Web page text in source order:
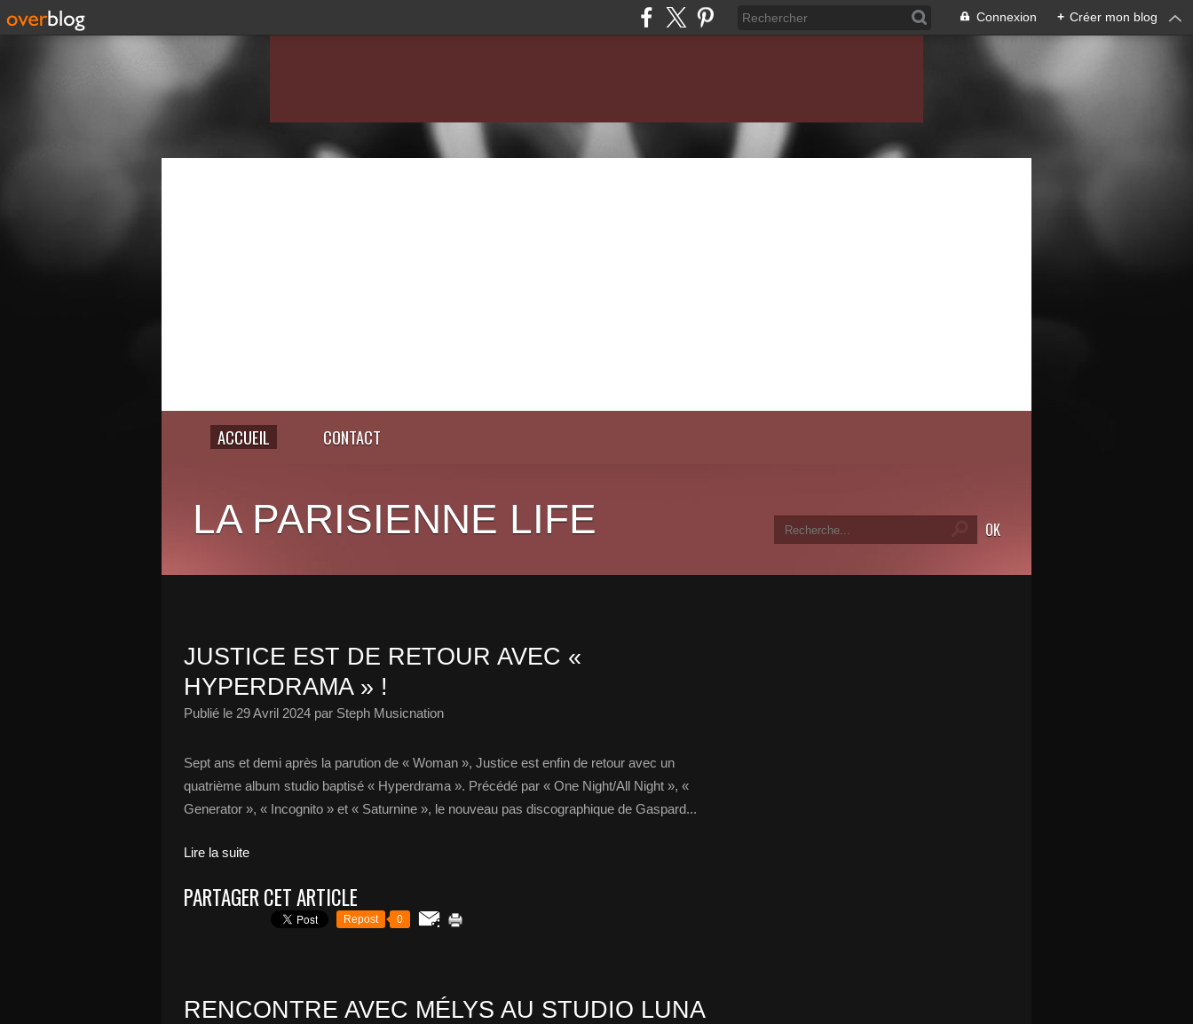
Connexion + Créer mon blog
ACCUEIL CONTACT
LA PARISIENNE LIFE
JUSTICE EST DE RETOUR AVEC «
HYPERDRAMA » !
Publié le 29 Avril 2024 par Steph Musicnation
Sept ans et demi après la parution de « Woman », Justice est enfin de retour avec un
quatrième album studio baptisé « Hyperdrama ». Précédé par « One Night/All Night », «
Generator », « Incognito » et « Saturnine », le nouveau pas discographique de Gaspard...
Lire la suite
PARTAGER CET ARTICLE
Repost 0
RENCONTRE AVEC MÉLYS AU STUDIO LUNA